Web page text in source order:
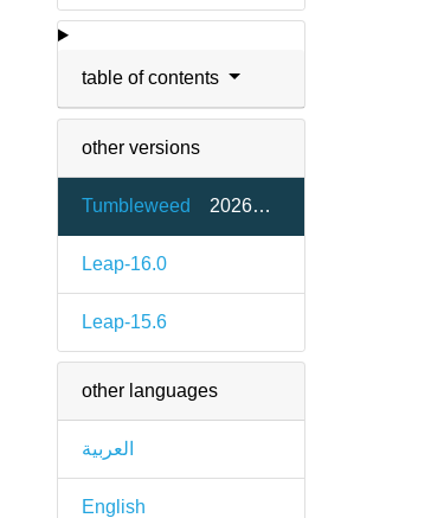
table of contents
other versions
Tumbleweed 20260515-2.1
Leap-16.0
Leap-15.6
other languages
العربية
English